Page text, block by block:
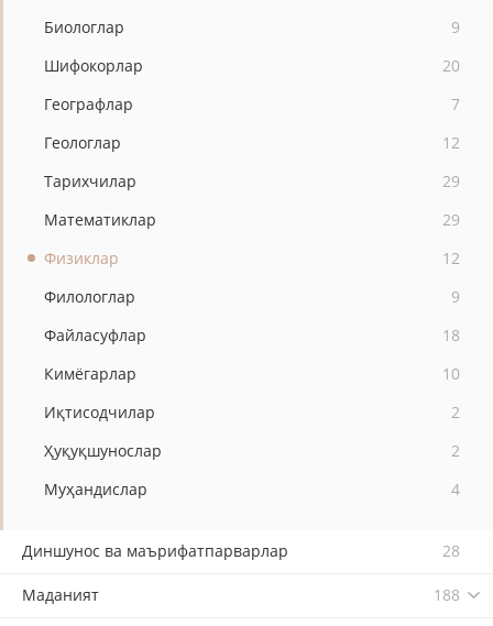
Биологлар
9
Шифокорлар
20
Географлар
7
Геологлар
12
Тарихчилар
29
Математиклар
29
Физиклар
12
Филологлар
9
Файласуфлар
18
Кимёгарлар
10
Иқтисодчилар
2
Ҳуқуқшунослар
2
Муҳандислар
4
Диншунос ва маърифатпарварлар 28
Маданият 188